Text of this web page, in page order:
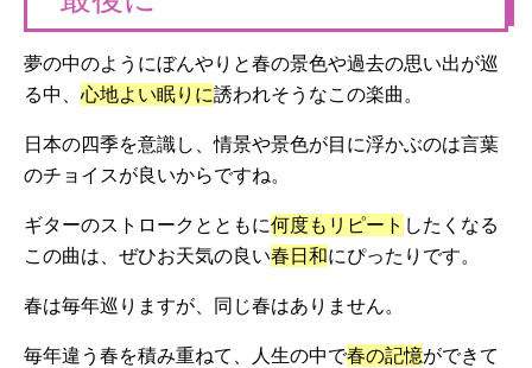
夢の中のようにぼんやりと春の景色や過去の思い出が巡
る中、 心地よい眠りに誘われそうなこの楽曲。
日本の四季を意識し、情景や景色が目に浮かぶのは言葉
のチョイスが良いからですね。
ギターのストロークとともに何度もリピート したくなる
この曲は、ぜひお天気の良い春日和にぴったりです。
春は毎年巡りますが、同じ春はありません。
毎年違う春を積み重ねて、人生の中で春の記憶ができて